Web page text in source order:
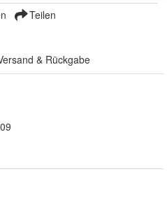
Teilen
& Rückgabe